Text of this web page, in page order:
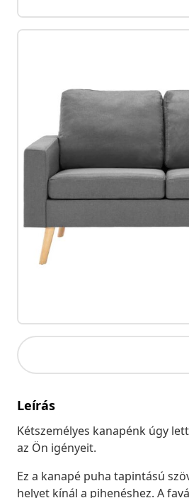
Leírás
Kétszemélyes kanapénk úgy
az Ön igényeit.
Ez a kanapé puha tapintású
helyet kínál a pihenéshez. A